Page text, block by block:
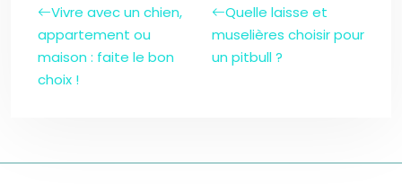
Vivre avec un chien,
appartement ou
maison : faite le bon
choix !
Quelle laisse et
muselières choisir pour
un pitbull ?